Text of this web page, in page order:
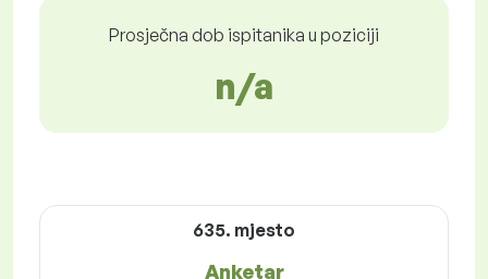
Prosječna dob ispitanika u poziciji
n/a
635. mjesto
Anketar